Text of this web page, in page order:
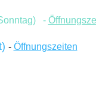
-
- Öffnungszeiten